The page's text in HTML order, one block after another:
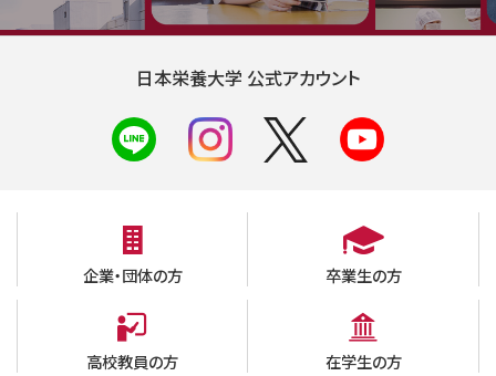
日本栄養大学 公式アカウント
企業・団体の方 卒業生の方
高校教員の方 在学生の方